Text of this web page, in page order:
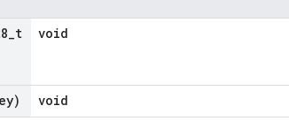
t
void
void